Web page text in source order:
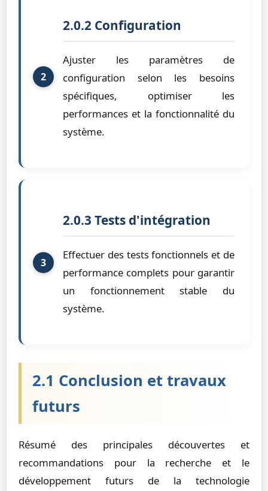
2.0.2 Configuration
Ajuster les paramètres de
configuration selon les besoins
spécifiques, optimiser les
performances et la fonctionnalité du
système.
2.0.3 Tests d'intégration
Effectuer des tests fonctionnels et de
performance complets pour garantir
un fonctionnement stable du
système.
2.1 Conclusion et travaux
futurs
Résumé des principales découvertes et
recommandations pour la recherche et le
développement futurs de la technologie